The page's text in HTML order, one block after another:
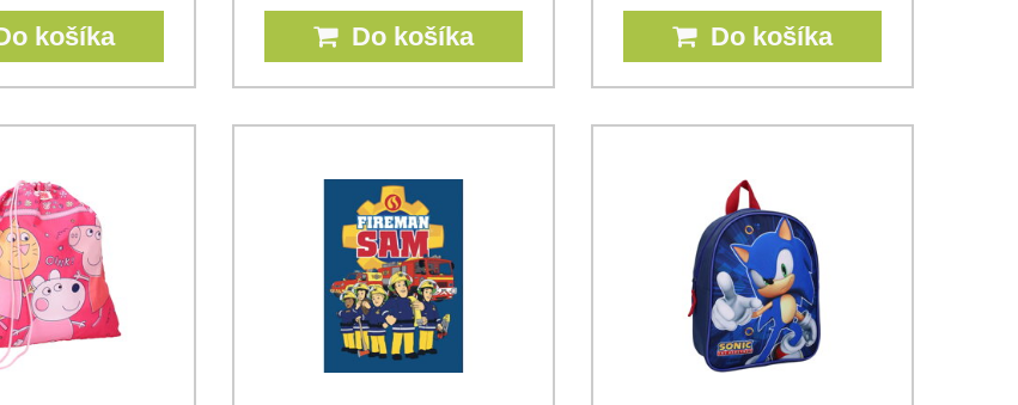
košíka Do košíka Do košíka